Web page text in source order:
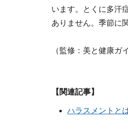
います。とくに多汗
ありません。季節に
（監修：美と健康ガ
【関連記事】
ハラスメントと